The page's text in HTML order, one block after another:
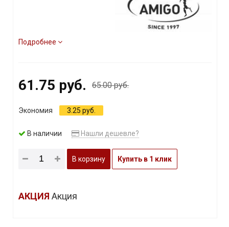
Подробнее
61.75 руб. 65.00 руб.
Экономия 3.25 руб.
В наличии Нашли дешевле?
В корзину Купить в 1 клик
АКЦИЯ Акция